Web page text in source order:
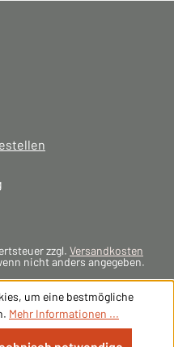
zzgl. Versandkosten
nicht anders angegeben.
um eine bestmögliche
Mehr Informationen ...